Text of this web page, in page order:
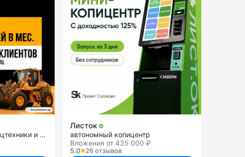
франшиза аренды спецтехники и строительных услуг
Листок
автономный копицентр
Вложения от 435 000 ₽
5.0
26 отзывов